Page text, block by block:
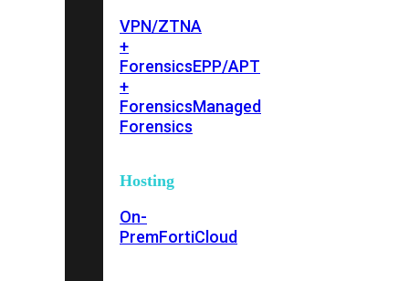
VPN/ZTNA
+
ForensicsEPP/APT
+
ForensicsManaged
Forensics
Hosting
On-
PremFortiCloud